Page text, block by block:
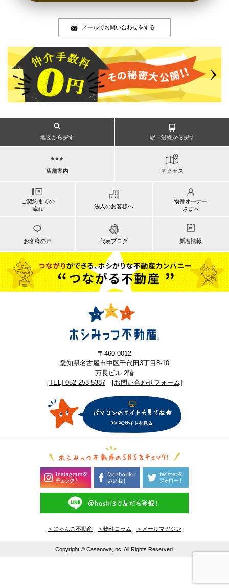
メールでお問い合わせをする
地図から探す 駅・沿線から探す
店舗案内 アクセス
ご契約までの
流れ
法人のお客様へ
物件オーナー
さまへ
お客様の声 代表ブログ 新着情報
〒460-0012
愛知県名古屋市中区千代田3丁目8-10
万長ビル 2階
[TEL] 052-253-5387
[お問い合わせフォーム]
＞にゃんこ不動産 ＞物件コラム ＞メールマガジン
Copyright © Casanova,Inc. All Rights Reserved.